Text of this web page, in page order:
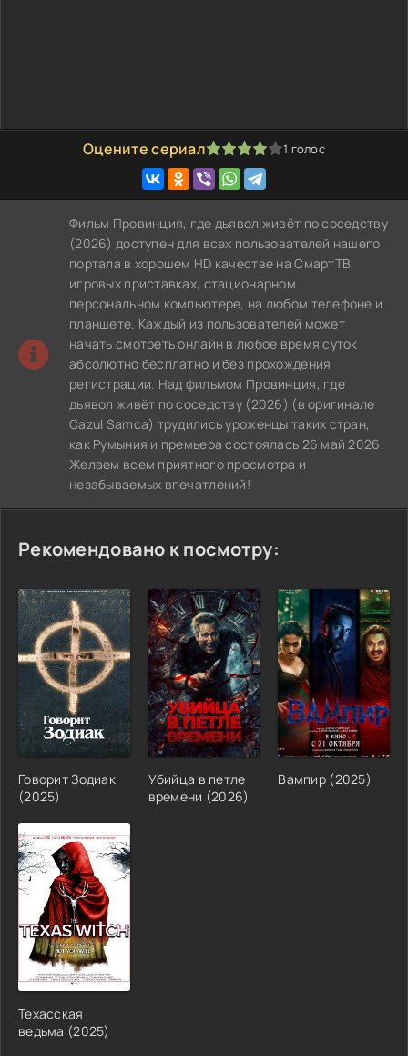
Оцените сериал
1 2 3 4 5 1 голос
Фильм Провинция, где дьявол живёт по соседству
(2026) доступен для всех пользователей нашего
портала в хорошем HD качестве на СмартТВ,
игровых приставках, стационарном
персональном компьютере, на любом телефоне и
планшете. Каждый из пользователей может
начать смотреть онлайн в любое время суток
абсолютно бесплатно и без прохождения
регистрации. Над фильмом Провинция, где
дьявол живёт по соседству (2026) (в оригинале
Cazul Samca) трудились уроженцы таких стран,
как Румыния и премьера состоялась 26 май 2026.
Желаем всем приятного просмотра и
незабываемых впечатлений!
Рекомендовано к посмотру:
Говорит Зодиак
(2025)
Убийца в петле
времени (2026)
Вампир (2025)
Техасская
ведьма (2025)